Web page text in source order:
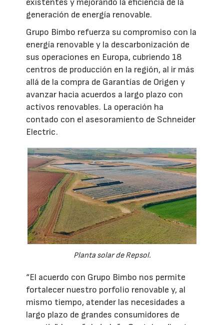
generación de energía renovable.
Grupo Bimbo refuerza su compromiso con la
energía renovable y la descarbonización de
sus operaciones en Europa, cubriendo 18
centros de producción en la región, al ir más
allá de la compra de Garantías de Origen y
avanzar hacia acuerdos a largo plazo con
activos renovables. La operación ha
contado con el asesoramiento de Schneider
Electric.
Planta solar de Repsol.
“El acuerdo con Grupo Bimbo nos permite
fortalecer nuestro porfolio renovable y, al
mismo tiempo, atender las necesidades a
largo plazo de grandes consumidores de